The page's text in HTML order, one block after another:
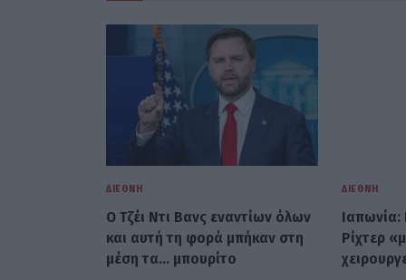
ΔΙΕΘΝΉ
Ο Τζέι Ντι Βανς εναντίων όλων
και αυτή τη φορά μπήκαν στη
μέση τα… μπουρίτο
ΔΙΕΘΝΉ
Ιαπωνία:
Ρίχτερ